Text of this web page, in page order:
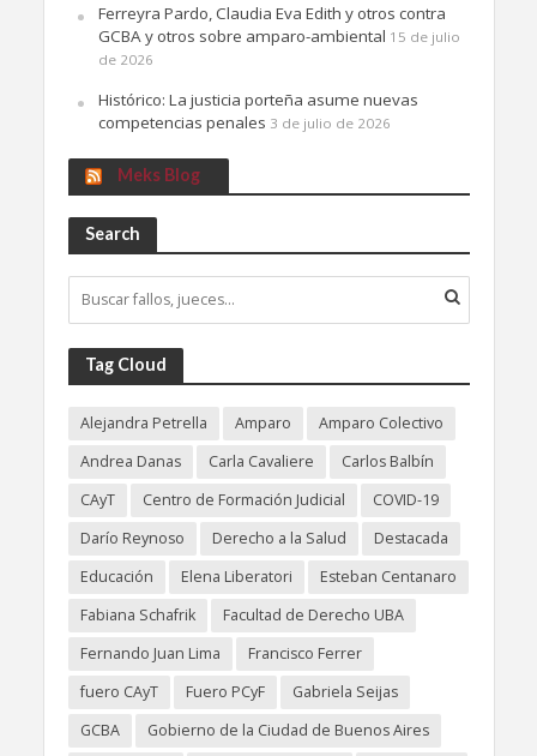
Ferreyra Pardo, Claudia Eva Edith y otros contra
GCBA y otros sobre amparo-ambiental 15 de julio
de 2026
Histórico: La justicia porteña asume nuevas
competencias penales 3 de julio de 2026
Meks Blog
Search
Tag Cloud
Alejandra Petrella Amparo
Amparo Colectivo
Andrea Danas
Carla Cavaliere
Carlos Balbín
CAyT
Centro de Formación Judicial
COVID-19
Darío Reynoso
Derecho a la Salud
Destacada
Educación
Elena Liberatori
Esteban Centanaro
Fabiana Schafrik
Facultad de Derecho UBA
Fernando Juan Lima
Francisco Ferrer
fuero CAyT
Fuero PCyF
Gabriela Seijas
GCBA
Gobierno de la Ciudad de Buenos Aires